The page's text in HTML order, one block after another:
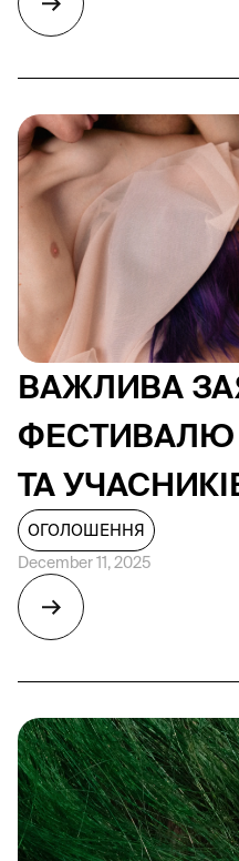
ВАЖЛИВА
ФЕСТИВАЛЮ
ТА
ОГОЛОШЕННЯ
December 11, 2025